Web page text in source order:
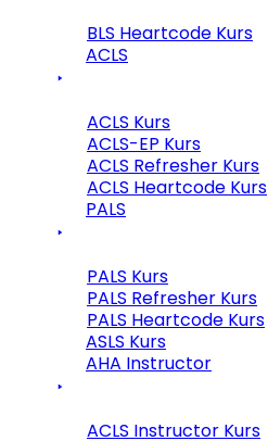
BLS Heartcode Kurs
ACLS
ACLS Kurs
ACLS-EP Kurs
ACLS Refresher Kurs
ACLS Heartcode Kurs
PALS
PALS Kurs
PALS Refresher Kurs
PALS Heartcode Kurs
ASLS Kurs
AHA Instructor
ACLS Instructor Kurs